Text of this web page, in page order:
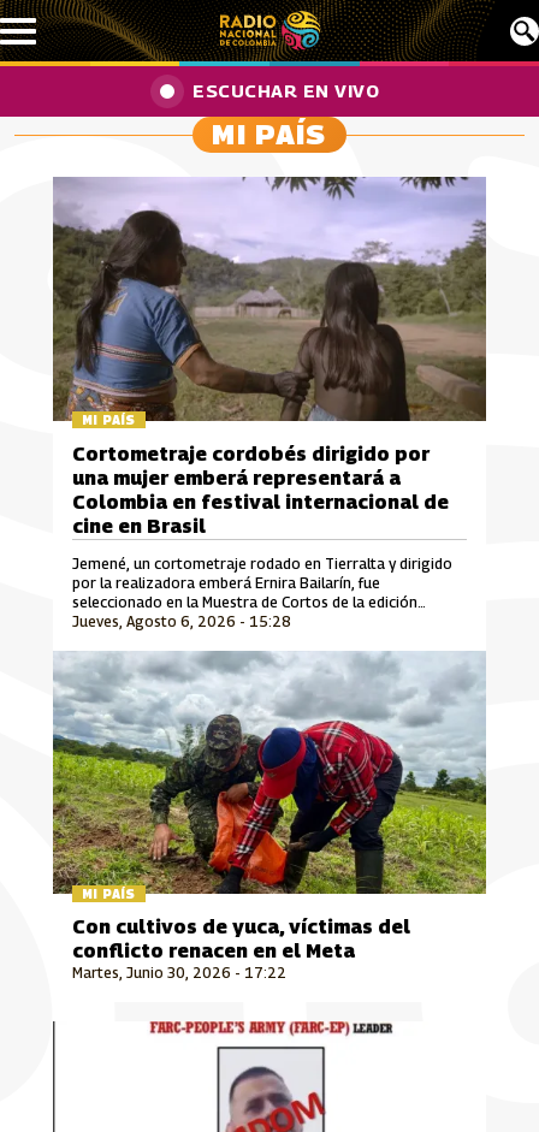
Pasar al contenido principal
ESCUCHAR EN VIVO
MI PAÍS
MI PAÍS
Jueves, Agosto 6, 2026 - 15:28
Cortometraje cordobés dirigido por
una mujer emberá representará a
Colombia en festival internacional de
cine en Brasil
Jemené, un cortometraje rodado en Tierralta y dirigido
por la realizadora emberá Ernira Bailarín, fue
seleccionado en la Muestra de Cortos de la edición
número 30 del Festival Internacional de Cine Florianópolis
cinematográficos más importantes de Suramérica que se
desarrolla en Brasil.
MI PAÍS
Martes, Junio 30, 2026 - 17:22
Con cultivos de yuca, víctimas del
conflicto renacen en el Meta